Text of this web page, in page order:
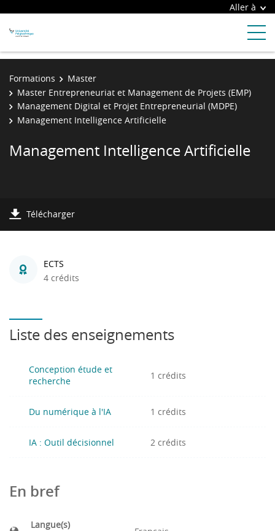
Aller à
Formations
Master
Master Entrepreneuriat et Management de Projets (EMP)
Management Digital et Projet Entrepreneurial (MDPE)
Management Intelligence Artificielle
Management Intelligence Artificielle
Télécharger
ECTS
4 crédits
Liste des enseignements
Conception étude et
recherche
1 crédits
Du numérique à l'IA 1 crédits
IA : Outil décisionnel 2 crédits
En bref
Langue(s)